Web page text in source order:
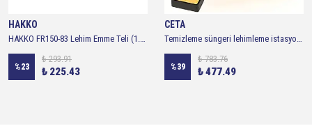
HAKKO
HAKKO FR150-83 Lehim Emme Teli (1.5m x 1.5mm)
%23
₺ 293.91
₺ 225.43
CETA
Temizleme süngeri lehimleme istasyonları için havya lehim süngeri uç temizleme 10 Adet
%39
₺ 783.76
₺ 477.49